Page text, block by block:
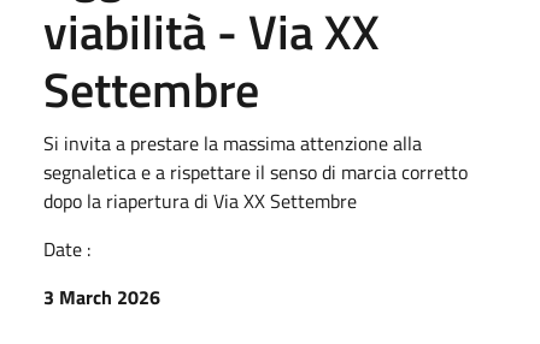
viabilità - Via XX
Settembre
Si invita a prestare la massima attenzione alla
segnaletica e a rispettare il senso di marcia corretto
dopo la riapertura di Via XX Settembre
Date :
3 March 2026